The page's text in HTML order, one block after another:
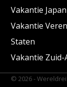
Vakantie Japan
Vakantie
Staten
Vakantie
© 2026 -